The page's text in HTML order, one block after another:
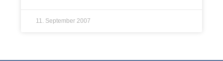
11. September 2007